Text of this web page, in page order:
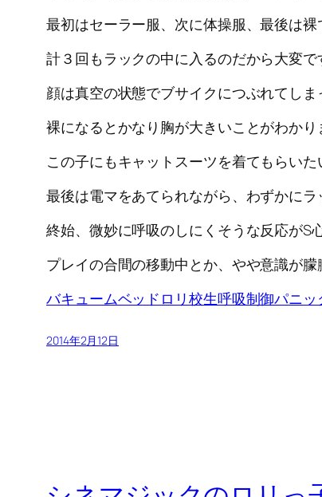
最初はセーラー服、次に体操服、最後は裸
計３回もラックの中に入るのだから大変で
顔は真空の状態でブサイクにつぶれてしま
裸になるとかなり胸が大きいことがわかり
この子にもキャットスーツを着てもらいた
最後は電マをあてられながら、わずかに
終始、微妙に呼吸のしにくそうな反応がS
プレイの合間の移動中とか、やや意識が朦
バキュームベッドロリ校生呼吸制御パニッ
2014年2月12日